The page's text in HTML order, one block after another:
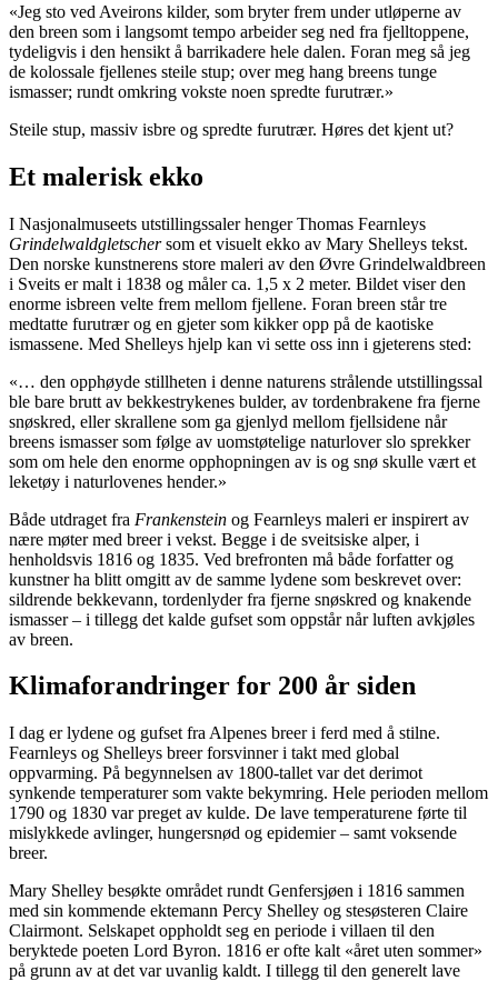
«Jeg sto ved Aveirons kilder, som bryter frem under utløperne av
den breen som i langsomt tempo arbeider seg ned fra fjelltoppene,
tydeligvis i den hensikt å barrikadere hele dalen. Foran meg så jeg
de kolossale fjellenes steile stup; over meg hang breens tunge
ismasser; rundt omkring vokste noen spredte furutrær.»
Steile stup, massiv isbre og spredte furutrær. Høres det kjent ut?
Et malerisk ekko
I Nasjonalmuseets utstillingssaler henger Thomas Fearnleys
Grindelwaldgletschersom et visuelt ekko av Mary Shelleys tekst.
Den norske kunstnerens store maleri av den Øvre Grindelwaldbreen
i Sveits er malt i 1838 og måler ca. 1,5 x 2 meter. Bildet viser den
enorme isbreen velte frem mellom fjellene. Foran breen står tre
medtatte furutrær og en gjeter som kikker opp på de kaotiske
ismassene. Med Shelleys hjelp kan vi sette oss inn i gjeterens sted:
«… den opphøyde stillheten i denne naturens strålende utstillingssal
ble bare brutt av bekkestrykenes bulder, av tordenbrakene fra fjerne
snøskred, eller skrallene som ga gjenlyd mellom fjellsidene når
breens ismasser som følge av uomstøtelige naturlover slo sprekker
som om hele den enorme opphopningen av is og snø skulle vært et
leketøy i naturlovenes hender.»
Både utdraget fra Frankenstein og Fearnleys maleri er inspirert av
nære møter med breer i vekst. Begge i de sveitsiske alper, i
henholdsvis 1816 og 1835. Ved brefronten må både forfatter og
kunstner ha blitt omgitt av de samme lydene som beskrevet over:
sildrende bekkevann, tordenlyder fra fjerne snøskred og knakende
ismasser – i tillegg det kalde gufset som oppstår når luften avkjøles
av breen.
Klimaforandringer for 200 år siden
I dag er lydene og gufset fra Alpenes breer i ferd med å stilne.
Fearnleys og Shelleys breer forsvinner i takt med global
oppvarming. På begynnelsen av 1800-tallet var det derimot
synkende temperaturer som vakte bekymring. Hele perioden mellom
1790 og 1830 var preget av kulde. De lave temperaturene førte til
mislykkede avlinger, hungersnød og epidemier – samt voksende
breer.
Mary Shelley besøkte området rundt Genfersjøen i 1816 sammen
med sin kommende ektemann Percy Shelley og stesøsteren Claire
Clairmont. Selskapet oppholdt seg en periode i villaen til den
beryktede poeten Lord Byron. 1816 er ofte kalt «året uten sommer»
på grunn av at det var uvanlig kaldt. I tillegg til den generelt lave